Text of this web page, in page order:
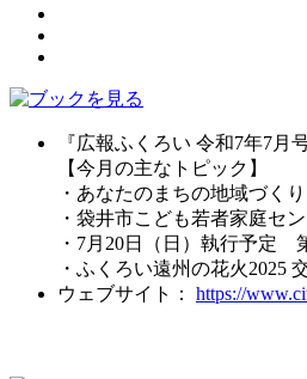
『広報ふくろい 令和7年7月号
【今月の主なトピック】
・あなたのまちの地域づく
・袋井市こども若者家庭セ
・7月20日（日）執行予定
・ふくろい遠州の花火2025
ウェブサイト： https://